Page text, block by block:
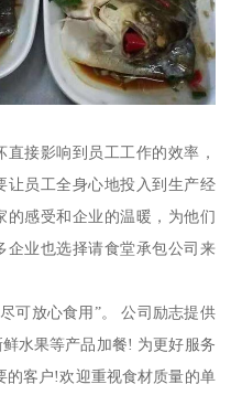
接影响到员工工作的效率，
让员工全身心地投入到生产经
的感受和企业的温暖，为他们
企业也选择请食堂承包公司来
可放心食用”。 公司励志提供
水果等产品加餐! 为更好服务
的客户!欢迎重视食材质量的单